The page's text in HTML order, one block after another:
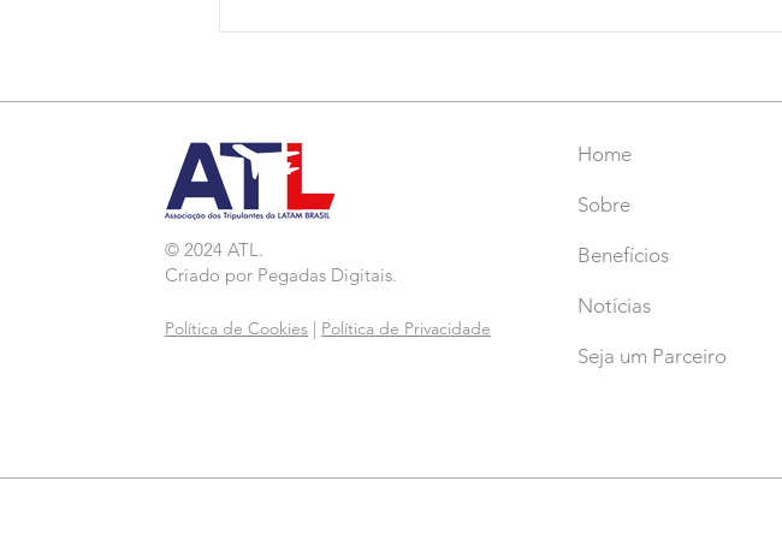
© 2024 ATL.
Criado por Pegadas Digitais.
Política de Cookies Política de Privacidade
Home
Sobre
Benefícios
Notícias
Seja um Parceiro